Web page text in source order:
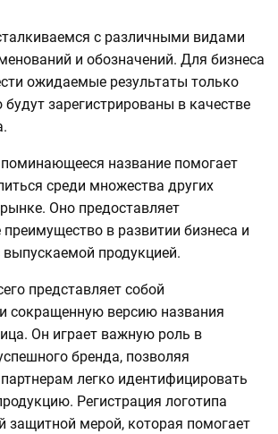
с различными видами
и обозначений. Для бизнеса
ожидаемые результаты только
будут зарегистрированы в качестве
название помогает
среди множества других
Оно предоставляет
в развитии бизнеса и
выпускаемой продукцией.
представляет собой
сокращенную версию названия
Он играет важную роль в
бренда, позволяя
легко идентифицировать
Регистрация логотипа
защитной мерой, которая помогает